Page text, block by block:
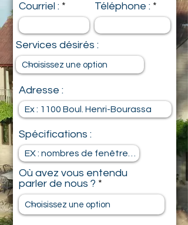
Courriel : Téléphone :
Services désirés :
Adresse :
Spécifications :
Où avez vous entendu
parler de nous ?